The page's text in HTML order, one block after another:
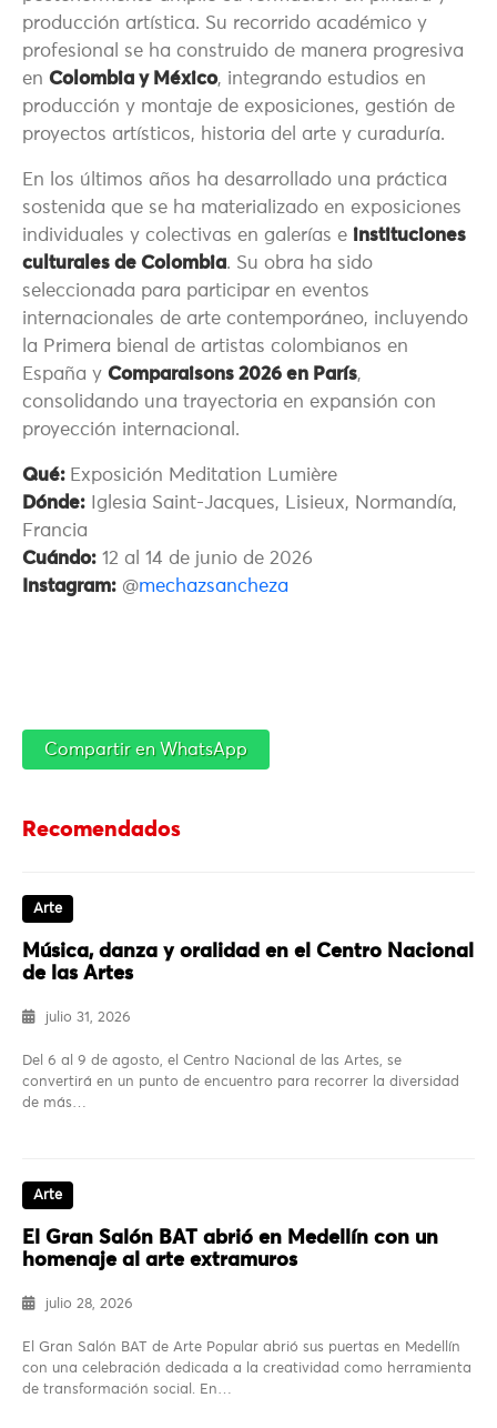
producción artística. Su recorrido académico y
profesional se ha construido de manera progresiva
en Colombia y México, integrando estudios en
producción y montaje de exposiciones, gestión de
proyectos artísticos, historia del arte y curaduría.
En los últimos años ha desarrollado una práctica
sostenida que se ha materializado en exposiciones
individuales y colectivas en galerías e instituciones
culturales de Colombia. Su obra ha sido
seleccionada para participar en eventos
internacionales de arte contemporáneo, incluyendo
la Primera bienal de artistas colombianos en
España y Comparaisons 2026 en París,
consolidando una trayectoria en expansión con
proyección internacional.
Qué: Exposición Meditation Lumière
Dónde: Iglesia Saint-Jacques, Lisieux, Normandía,
Francia
Cuándo: 12 al 14 de junio de 2026
Instagram: @mechazsancheza
Compartir en WhatsApp
Recomendados
Arte
Música, danza y oralidad en el Centro Nacional
de las Artes
julio 31, 2026
Del 6 al 9 de agosto, el Centro Nacional de las Artes, se
convertirá en un punto de encuentro para recorrer la diversidad
de más…
Arte
El Gran Salón BAT abrió en Medellín con un
homenaje al arte extramuros
julio 28, 2026
El Gran Salón BAT de Arte Popular abrió sus puertas en Medellín
con una celebración dedicada a la creatividad como herramienta
de transformación social. En…